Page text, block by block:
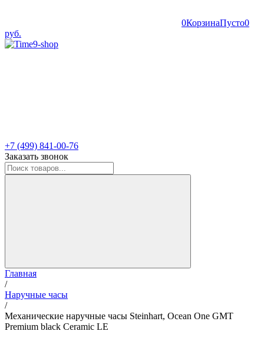
0КорзинаПусто0
руб.
+7 (499) 841-00-76
Заказать звонок
Главная
/
Наручные часы
/
Механические наручные часы Steinhart, Ocean One GMT
Premium black Ceramic LE